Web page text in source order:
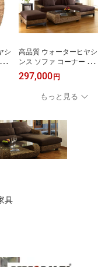
シ
高品質 ウォーターヒヤシ
ンス ソファ コーナー ソ
ファー カウチソファー 3
人掛け デイベッド カウ
チ & 2Pソファ L字 L型 ア
ジアンソファ W227cm
アジアン 家具 ナチュラ
ル モダン PERFORMAX
【在庫販売品・即納可
能】
297,000 円
もっと見る
具